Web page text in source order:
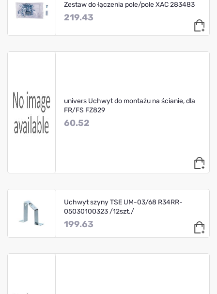
Zestaw do łączenia pole/pole XAC 283483
219.43
univers Uchwyt do montażu na ścianie, dla
FR/FS FZ829
60.52
Uchwyt szyny TSE UM-03/68 R34RR-
05030100323 /12szt./
199.63